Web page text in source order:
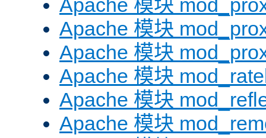
Apache 模块
Apache 模块
Apache 模块
Apache 模块
Apache 模块
Apache 模块